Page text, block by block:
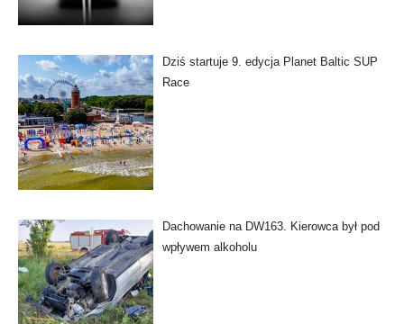
Dziś startuje 9. edycja Planet Baltic SUP
Race
Dachowanie na DW163. Kierowca był pod
wpływem alkoholu